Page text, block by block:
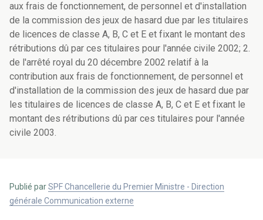
aux frais de fonctionnement, de personnel et d'installation
de la commission des jeux de hasard due par les titulaires
de licences de classe A, B, C et E et fixant le montant des
rétributions dû par ces titulaires pour l'année civile 2002; 2.
de l'arrêté royal du 20 décembre 2002 relatif à la
contribution aux frais de fonctionnement, de personnel et
d'installation de la commission des jeux de hasard due par
les titulaires de licences de classe A, B, C et E et fixant le
montant des rétributions dû par ces titulaires pour l'année
civile 2003.
Publié parSPF Chancellerie du Premier Ministre - Direction
générale Communication externe